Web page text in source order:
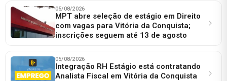
05/08/2026
MPT abre seleção de estágio em Direito
com vagas para Vitória da Conquista;
inscrições seguem até 13 de agosto
05/08/2026
Integração RH Estágio está contratando
Analista Fiscal em Vitória da Conquista